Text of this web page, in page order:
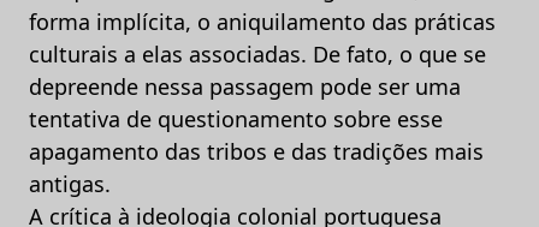
forma implícita, o aniquilamento das práticas
culturais a elas associadas. De fato, o que se
depreende nessa passagem pode ser uma
tentativa de questionamento sobre esse
apagamento das tribos e das tradições mais
antigas.
A crítica à ideologia colonial portuguesa